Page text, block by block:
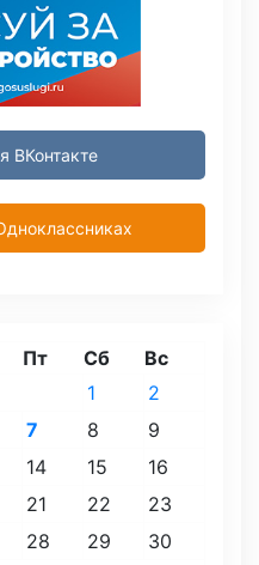
ВКонтакте
Пт Сб Вс
1
2
7 8
9
14 15
16
21 22
23
28 29
30